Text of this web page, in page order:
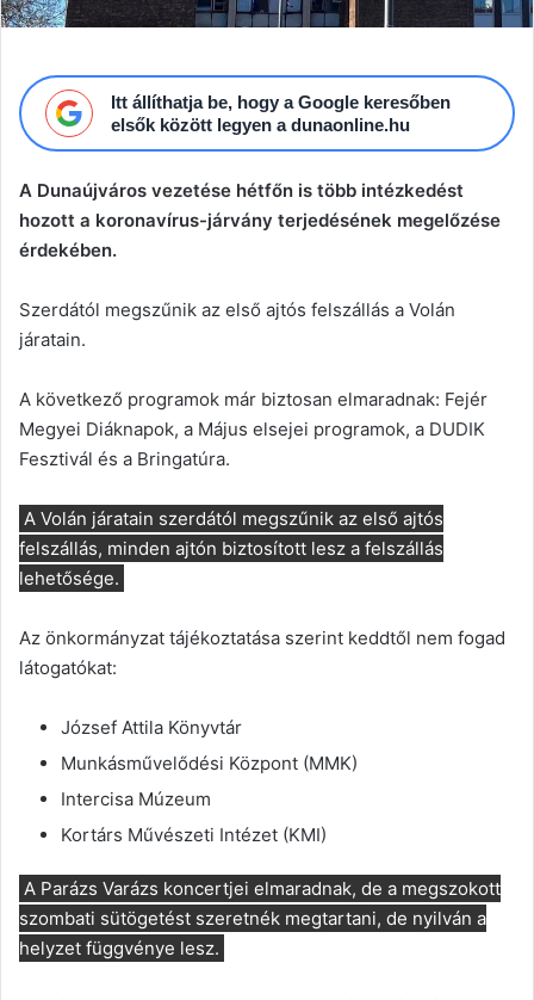
Itt állíthatja be, hogy a Google keresőben
elsők között legyen a dunaonline.hu
A Dunaújváros vezetése hétfőn is több intézkedést
hozott a koronavírus-járvány terjedésének megelőzése
érdekében.
Szerdától megszűnik az első ajtós felszállás a Volán
járatain.
A következő programok már biztosan elmaradnak: Fejér
Megyei Diáknapok, a Május elsejei programok, a DUDIK
Fesztivál és a Bringatúra.
A Volán járatain szerdától megszűnik az első ajtós
felszállás, minden ajtón biztosított lesz a felszállás
lehetősége.
Az önkormányzat tájékoztatása szerint keddtől nem fogad
látogatókat:
József Attila Könyvtár
Munkásművelődési Központ (MMK)
Intercisa Múzeum
Kortárs Művészeti Intézet (KMI)
A Parázs Varázs koncertjei elmaradnak, de a megszokott
szombati sütögetést szeretnék megtartani, de nyilván a
helyzet függvénye lesz.